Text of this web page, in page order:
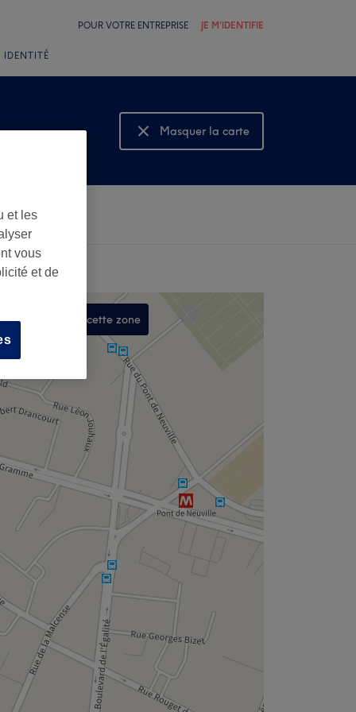
POUR VOTRE ENTREPRISE JE M'IDENTIFIE
IDENTITÉ
Masquer la carte
Montrer la carte
dans cette zone
et les
vous
et de